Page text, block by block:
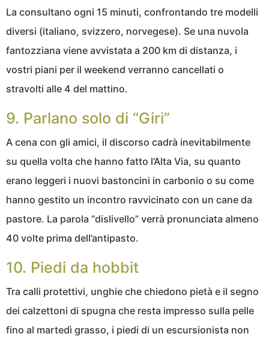
La consultano ogni 15 minuti, confrontando tre modelli
diversi (italiano, svizzero, norvegese). Se una nuvola
fantozziana viene avvistata a 200 km di distanza, i
vostri piani per il weekend verranno cancellati o
stravolti alle 4 del mattino.
9. Parlano solo di “Giri”
A cena con gli amici, il discorso cadrà inevitabilmente
su quella volta che hanno fatto l’Alta Via, su quanto
erano leggeri i nuovi bastoncini in carbonio o su come
hanno gestito un incontro ravvicinato con un cane da
pastore. La parola “dislivello” verrà pronunciata almeno
40 volte prima dell’antipasto.
10. Piedi da hobbit
Tra calli protettivi, unghie che chiedono pietà e il segno
dei calzettoni di spugna che resta impresso sulla pelle
fino al martedì grasso, i piedi di un escursionista non